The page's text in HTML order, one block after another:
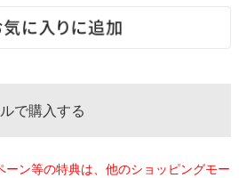
で購入する
ン等の特典は、他のショッピングモー